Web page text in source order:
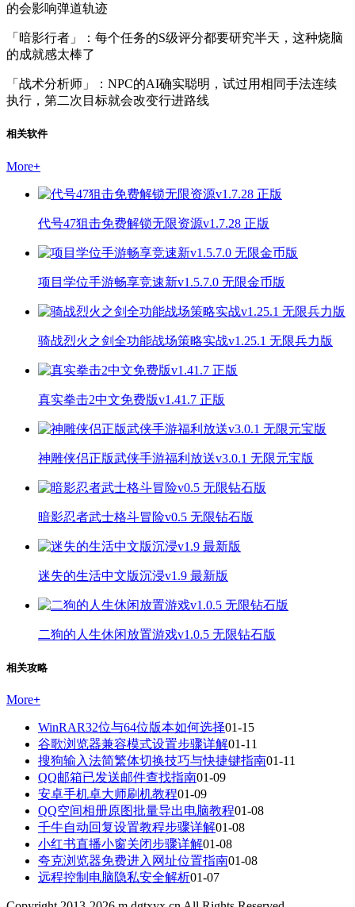
的会影响弹道轨迹
「暗影行者」：每个任务的S级评分都要研究半天，这种烧脑
的成就感太棒了
「战术分析师」：NPC的AI确实聪明，试过用相同手法连续
执行，第二次目标就会改变行进路线
相关软件
More+
代号47狙击免费解锁无限资源v1.7.28 正版
项目学位手游畅享竞速新v1.5.7.0 无限金币版
骑战烈火之剑全功能战场策略实战v1.25.1 无限兵力版
真实拳击2中文免费版v1.41.7 正版
神雕侠侣正版武侠手游福利放送v3.0.1 无限元宝版
暗影忍者武士格斗冒险v0.5 无限钻石版
迷失的生活中文版沉浸v1.9 最新版
二狗的人生休闲放置游戏v1.0.5 无限钻石版
相关攻略
More+
WinRAR32位与64位版本如何选择01-15
谷歌浏览器兼容模式设置步骤详解01-11
搜狗输入法简繁体切换技巧与快捷键指南01-11
QQ邮箱已发送邮件查找指南01-09
安卓手机卓大师刷机教程01-09
QQ空间相册原图批量导出电脑教程01-08
千牛自动回复设置教程步骤详解01-08
小红书直播小窗关闭步骤详解01-08
夸克浏览器免费进入网址位置指南01-08
远程控制电脑隐私安全解析01-07